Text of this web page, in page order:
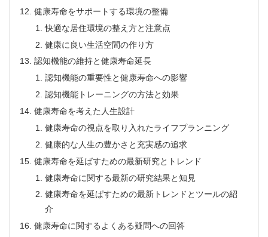
健康寿命をサポートする環境の整備
快適な居住環境の整え方と注意点
健康に良い生活空間の作り方
認知機能の維持と健康寿命延長
認知機能の重要性と健康寿命への影響
認知機能トレーニングの方法と効果
健康寿命を考えた人生設計
健康寿命の視点を取り入れたライフプランニング
健康的な人生の豊かさと充実感の追求
健康寿命を延ばすための最新研究とトレンド
健康寿命に関する最新の研究結果と知見
健康寿命を延ばすための最新トレンドとツールの紹
介
健康寿命に関するよくある疑問への回答